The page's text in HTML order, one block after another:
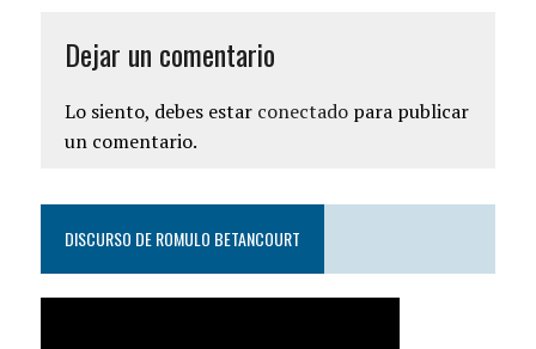
Dejar un comentario
Lo siento, debes estar conectadopara publicar
un comentario.
DISCURSO DE ROMULO BETANCOURT